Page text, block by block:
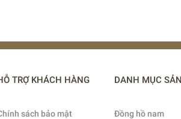
TRỢ KHÁCH HÀNG
sách bảo mật
DANH MỤC
Đồng hồ nam